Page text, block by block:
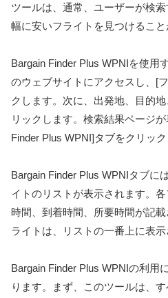
ツールは、通常、ユーザーが検
幅に安いフライトを見つけること
Bargain Finder Plus WPNIを使用
のウェブサイトにアクセスし、[
クします。次に、出発地、目的
リックします。検索結果ページ
Finder Plus WPNI]タブをクリック
Bargain Finder Plus WPNIタブに
イトのリストが表示されます。
時間、到着時間、所要時間が記
ライトは、リストの一番上に表示
Bargain Finder Plus WPNIの利用
ります。まず、このツールは、